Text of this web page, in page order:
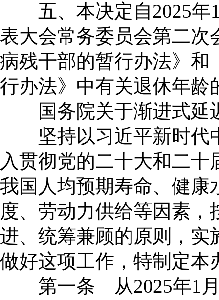
五、本决定自2025年1
表大会常务委员会第二次
病残干部的暂行办法》和
行办法》中有关退休年龄
国务院关于渐进式延
坚持以习近平新时代
入贯彻党的二十大和二
我国人均预期寿命、健康
度、劳动力供给等因素
进、统筹兼顾的原则，实
做好这项工作，特制定本
第一条 从2025年1月1